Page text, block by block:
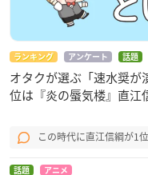
ランキング アンケート 話題
オタクが選ぶ「速水奨が
位は『炎の蜃気楼』直江
この時代に直江信綱が1
話題 アニメ